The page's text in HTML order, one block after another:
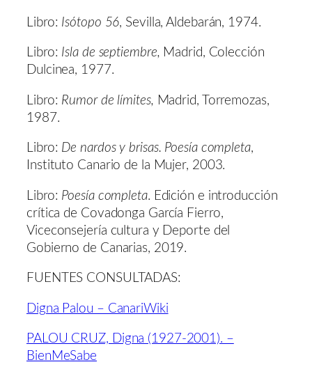
Libro: Isótopo 56, Sevilla, Aldebarán, 1974.
Libro: Isla de septiembre, Madrid, Colección
Dulcinea, 1977.
Libro: Rumor de límites, Madrid, Torremozas,
1987.
Libro: De nardos y brisas. Poesía completa,
Instituto Canario de la Mujer, 2003.
Libro: Poesía completa. Edición e introducción
crítica de Covadonga García Fierro,
Viceconsejería cultura y Deporte del
Gobierno de Canarias, 2019.
FUENTES CONSULTADAS:
Digna Palou – CanariWiki
PALOU CRUZ, Digna (1927-2001). –
BienMeSabe